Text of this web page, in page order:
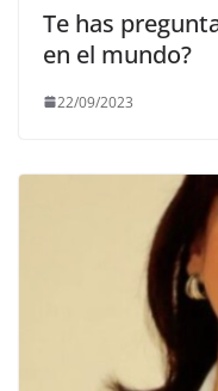
Te has
en el mundo?
22/09/2023